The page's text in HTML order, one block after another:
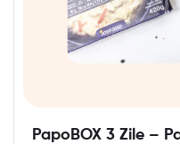
PapoBOX 3 Zile –